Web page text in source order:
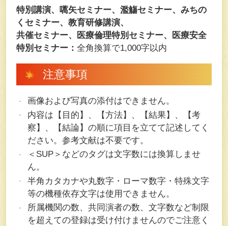
特別講演、嚆矢セミナー、濫觴セミナー、みちの
くセミナー、教育研修講演、
共催セミナー、医療倫理特別セミナー、医療安全
特別セミナー： 全角換算で1,000字以内
注意事項
画像および写真の添付はできません。
内容は【目的】、【方法】、【結果】、【考
察】、【結論】の順に項目を立てて記述してく
ださい。参考文献は不要です。
＜SUP＞などのタグは文字数には換算しませ
ん。
半角カタカナや丸数字・ローマ数字・特殊文字
等の機種依存文字は使用できません。
所属機関の数、共同演者の数、文字数など制限
を超えての登録は受け付けませんのでご注意く